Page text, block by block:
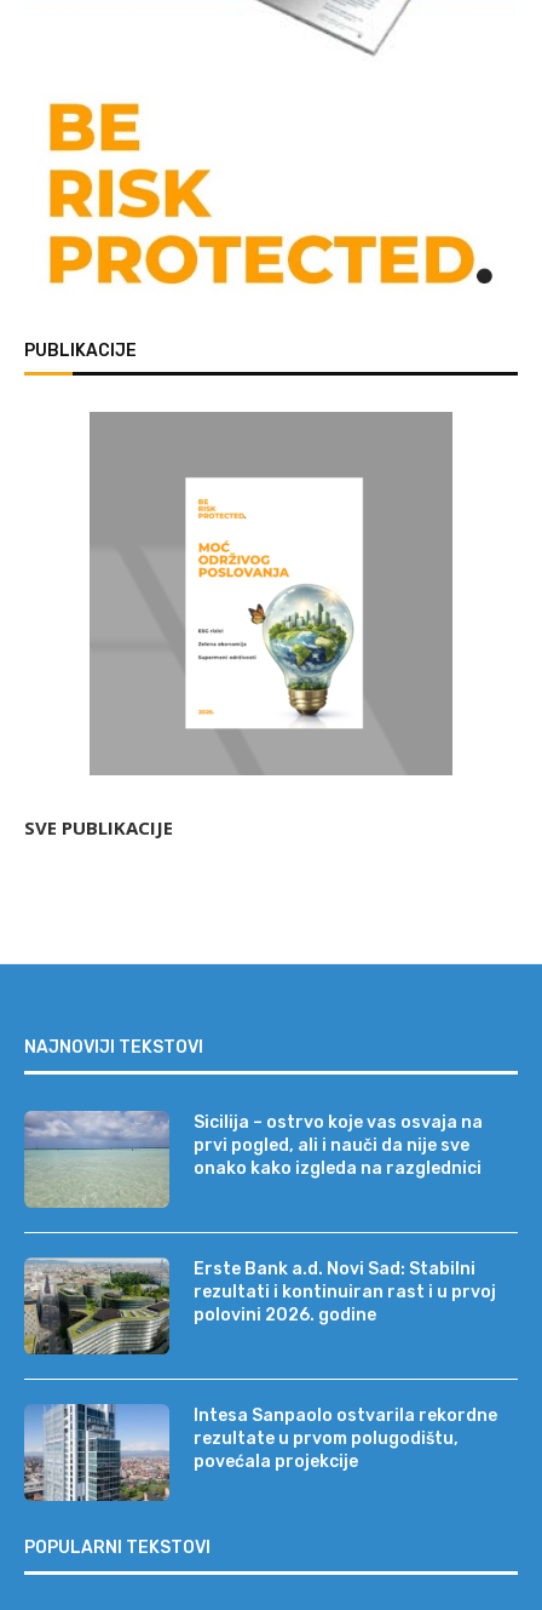
PUBLIKACIJE
SVE PUBLIKACIJE
NAJNOVIJI TEKSTOVI
Sicilija – ostrvo koje vas osvaja na
prvi pogled, ali i nauči da nije sve
onako kako izgleda na razglednici
Erste Bank a.d. Novi Sad: Stabilni
rezultati i kontinuiran rast i u prvoj
polovini 2026. godine
Intesa Sanpaolo ostvarila rekordne
rezultate u prvom polugodištu,
povećala projekcije
POPULARNI TEKSTOVI